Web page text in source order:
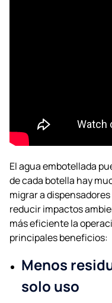
El agua embotellada
de cada botella hay
migrar a
reducir impactos
más eficiente la
principales beneficios:
Menos
solo uso